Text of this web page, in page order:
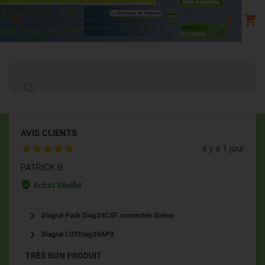
 shopping_cart

AVIS CLIENTS
il y a 1 jour
PATRICK B.
verified_user Achat Vérifié
keyboard_arrow_right Diagral Pack Diag24CSF connectée Sirène
keyboard_arrow_right Diagral LOTDiag39APX
TRÈS BON PRODUIT